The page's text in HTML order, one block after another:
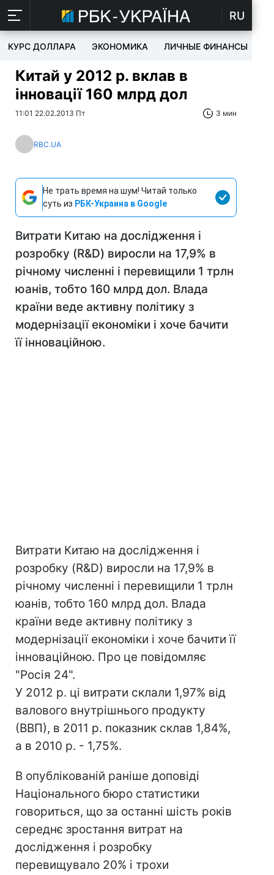
RU
КУРС ДОЛЛАРА ЭКОНОМИКА ЛИЧНЫЕ ФИНАНСЫ
Китай у 2012 р. вклав в
інновації 160 млрд дол
11:01 22.02.2013 Пт 3 мин
RBC.UA
Не трать время на шум! Читай только
суть из РБК-Украина в Google
Витрати Китаю на дослідження і
розробку (R&D) виросли на 17,9% в
річному численні і перевищили 1 трлн
юанів, тобто 160 млрд дол. Влада
країни веде активну політику з
модернізації економіки і хоче бачити
її інноваційною.
Витрати Китаю на дослідження і
розробку (R&D) виросли на 17,9% в
річному численні і перевищили 1 трлн
юанів, тобто 160 млрд дол. Влада
країни веде активну політику з
модернізації економіки і хоче бачити її
інноваційною. Про це повідомляє
"Росія 24".
У 2012 р. ці витрати склали 1,97% від
валового внутрішнього продукту
(ВВП), в 2011 р. показник склав 1,84%,
а в 2010 р. - 1,75%.
В опублікованій раніше доповіді
Національного бюро статистики
говориться, що за останні шість років
середнє зростання витрат на
дослідження і розробку
перевищувало 20% і трохи